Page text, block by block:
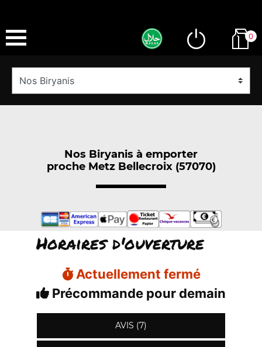
0
Nos Biryanis à emporter
proche Metz Bellecroix (57070)
Horaires d'ouverture
Actuellement fermé
Précommande pour demain
AVIS (7)